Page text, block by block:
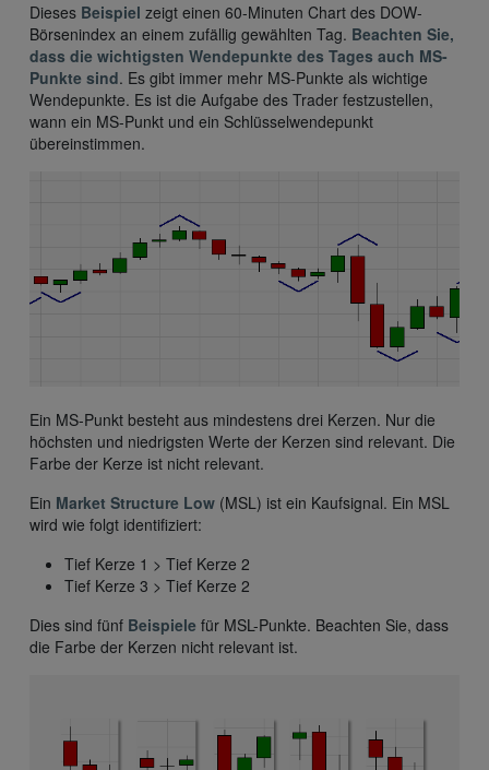
Dieses Beispiel zeigt einen 60-Minuten Chart des DOW-
Börsenindex an einem zufällig gewählten Tag. Beachten Sie,
dass die wichtigsten Wendepunkte des Tages auch MS-
Punkte sind. Es gibt immer mehr MS-Punkte als wichtige
Wendepunkte. Es ist die Aufgabe des Trader festzustellen,
wann ein MS-Punkt und ein Schlüsselwendepunkt
übereinstimmen.
Ein MS-Punkt besteht aus mindestens drei Kerzen. Nur die
höchsten und niedrigsten Werte der Kerzen sind relevant. Die
Farbe der Kerze ist nicht relevant.
Ein Market Structure Low (MSL) ist ein Kaufsignal. Ein MSL
wird wie folgt identifiziert:
Tief Kerze 1 > Tief Kerze 2
Tief Kerze 3 > Tief Kerze 2
Dies sind fünf Beispiele für MSL-Punkte. Beachten Sie, dass
die Farbe der Kerzen nicht relevant ist.